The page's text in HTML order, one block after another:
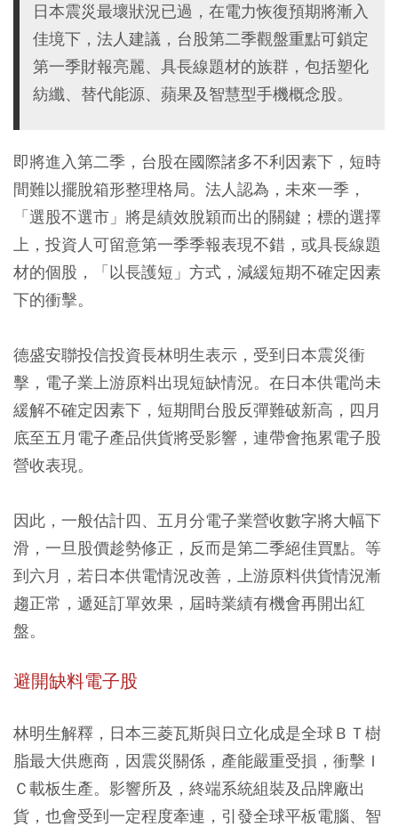
日本震災最壞狀況已過，在電力恢復預期將漸入
佳境下，法人建議，台股第二季觀盤重點可鎖定
第一季財報亮麗、具長線題材的族群，包括塑化
紡纖、替代能源、蘋果及智慧型手機概念股。
即將進入第二季，台股在國際諸多不利因素下，短時
間難以擺脫箱形整理格局。法人認為，未來一季，
「選股不選市」將是績效脫穎而出的關鍵；標的選擇
上，投資人可留意第一季季報表現不錯，或具長線題
材的個股，「以長護短」方式，減緩短期不確定因素
下的衝擊。
德盛安聯投信投資長林明生表示，受到日本震災衝
擊，電子業上游原料出現短缺情況。在日本供電尚未
緩解不確定因素下，短期間台股反彈難破新高，四月
底至五月電子產品供貨將受影響，連帶會拖累電子股
營收表現。
因此，一般估計四、五月分電子業營收數字將大幅下
滑，一旦股價趁勢修正，反而是第二季絕佳買點。等
到六月，若日本供電情況改善，上游原料供貨情況漸
趨正常，遞延訂單效果，屆時業績有機會再開出紅
盤。
避開缺料電子股
林明生解釋，日本三菱瓦斯與日立化成是全球ＢＴ樹
脂最大供應商，因震災關係，產能嚴重受損，衝擊Ｉ
Ｃ載板生產。影響所及，終端系統組裝及品牌廠出
貨，也會受到一定程度牽連，引發全球平板電腦、智